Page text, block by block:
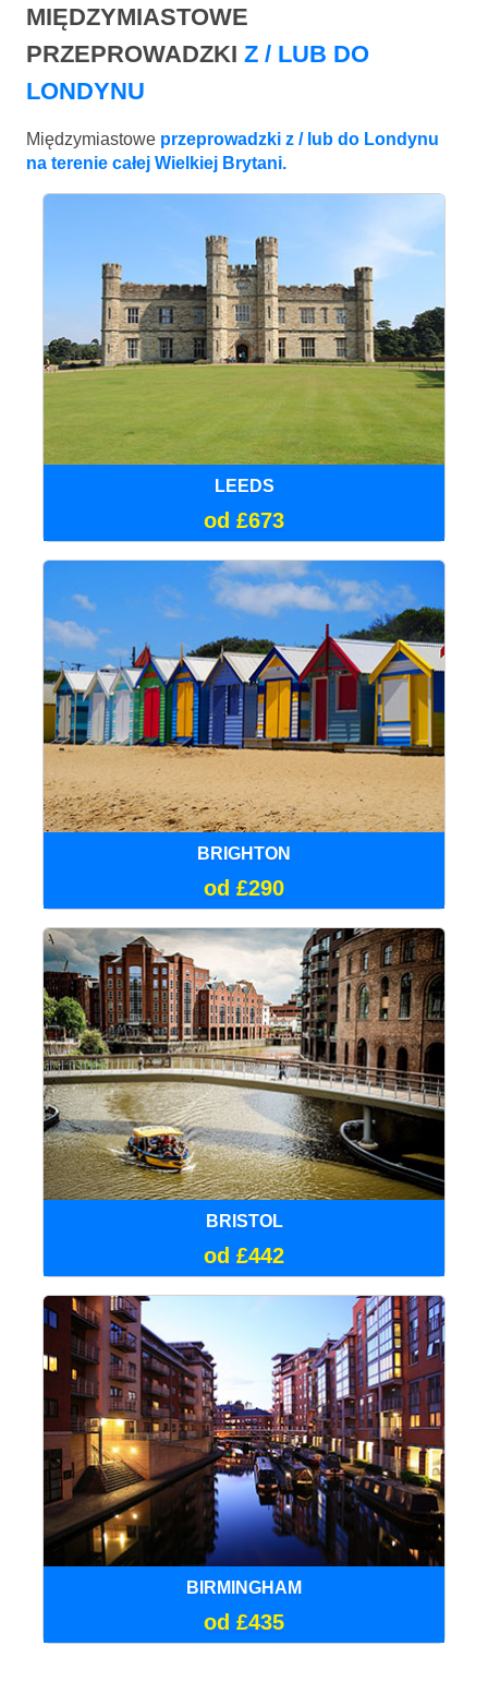
MIĘDZYMIASTOWE
PRZEPROWADZKI Z / LUB DO
LONDYNU
Międzymiastowe przeprowadzki z / lub do Londynu
na terenie całej Wielkiej Brytani.
LEEDS
od £673
BRIGHTON
od £290
BRISTOL
od £442
BIRMINGHAM
od £435